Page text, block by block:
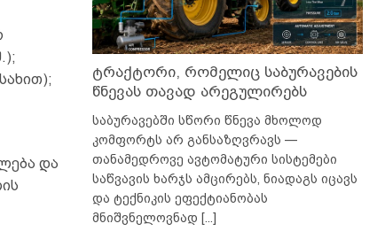
და
ტრაქტორი, რომელიც საბურავების
წნევას თავად არეგულირებს
საბურავებში სწორი წნევა მხოლოდ
კომფორტს არ განსაზღვრავს —
თანამედროვე ავტომატური სისტემები
საწვავის ხარჯს ამცირებს, ნიადაგს იცავს
და ტექნიკის ეფექტიანობას
მნიშვნელოვნად [...]